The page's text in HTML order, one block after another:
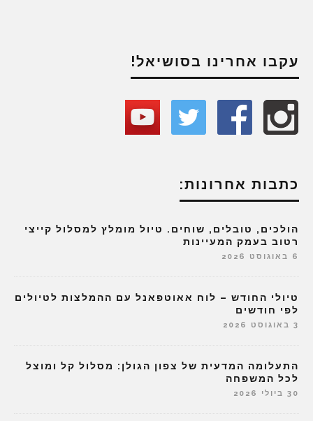
עקבו אחרינו בסושיאל!
כתבות אחרונות:
הולכים, טובלים, שוחים. טיול מומלץ למסלול קייצי
רטוב בעמק המעיינות
6 באוגוסט 2026
טיולי החודש – לוח אאוטפאנל עם ההמלצות לטיולים
לפי חודשים
3 באוגוסט 2026
התעלומה המדעית של צפון הגולן: מסלול קל ומוצל
לכל המשפחה
30 ביולי 2026